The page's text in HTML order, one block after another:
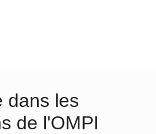
dans les
de l'OMPI